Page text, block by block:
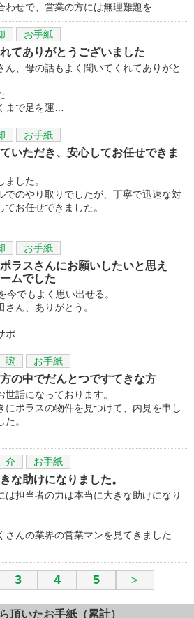
わせで、営業の方には無理難題を…
お手紙
てありがとうございました
ん、母の話もよく聞いてくれてありがと
まで足を運…
お手紙
いただき、安心してお任せできま
した。
でのやり取りでしたが、丁寧で迅速な対
お任せできました。
お手紙
ラスさんにお願いしたいと思え
ムでした
でもよく思い出せる。
ん、ありがとう。
ポ…
譲 お手紙
の中でだんとつですてきな方
話になっております。
にポラスの物件を見つけて、内見を申し
。
介 お手紙
な助けになりました。
は担当者の力は本当に大きな助けになり
さんの業界の営業マンを見てきました
3 4 5 ＞
頂いたお手紙（累計）